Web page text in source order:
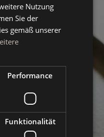
Nutzung
Sie der
gemäß unserer
Performance
Funktionalität